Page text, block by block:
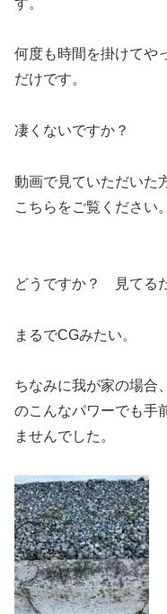
何度も時間を掛けてや
だけです。
凄くないですか？
動画で見ていただいた
こちらをご覧ください。
どうですか？ 見てる
まるでCGみたい。
ちなみに我が家の場合
のこんなパワーでも手
ませんでした。